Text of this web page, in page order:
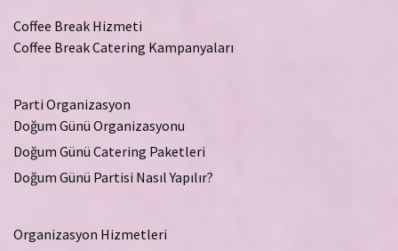
Coffee Break Hizmeti
Coffee Break Catering Kampanyaları
Parti Organizasyon
Doğum Günü Organizasyonu
Doğum Günü Catering Paketleri
Doğum Günü Partisi Nasıl Yapılır?
Organizasyon Hizmetleri